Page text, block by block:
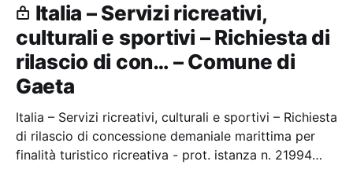
Italia – Servizi ricreativi,
culturali e sportivi – Richiesta di
rilascio di con… – Comune di
Gaeta
Italia – Servizi ricreativi, culturali e sportivi – Richiesta
di rilascio di concessione demaniale marittima per
finalità turistico ricreativa - prot. istanza n. 21994